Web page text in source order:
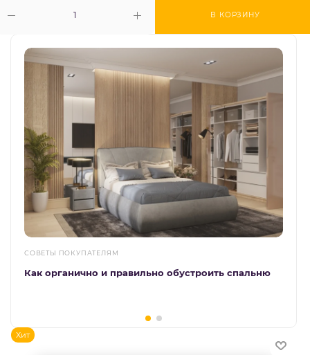
В КОРЗИНУ
СОВЕТЫ ПОКУПАТЕЛЯМ
Как органично и правильно обустроить спальню
Хит